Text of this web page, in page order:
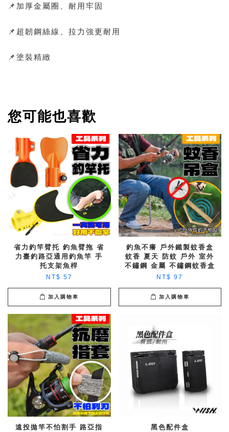
📌加厚金屬圈、耐用牢固
📌超韌鋼絲線、拉力強更耐用
📌塗裝精緻
您可能也喜歡
省力釣竿臂托 釣魚臂拖 省
力臺釣路亞通用釣魚竿 手
托支架魚桿
NT$ 57
加入購物車
釣魚不癢 戶外鐵製蚊香盒
蚊香 夏天 防蚊 戶外 室外
不鏽鋼 金屬 不鏽鋼蚊香盒
NT$ 97
加入購物車
遠投拋竿不怕割手 路亞指
黑色配件盒